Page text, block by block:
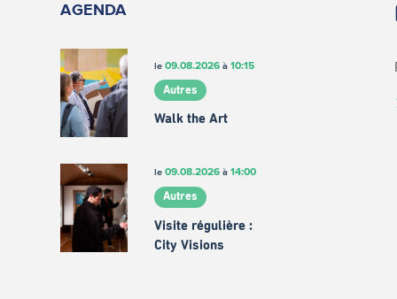
AGENDA
le09.08.2026 à10:15
Autres
Walk the Art
le09.08.2026 à14:00
Autres
Visite régulière :
City Visions